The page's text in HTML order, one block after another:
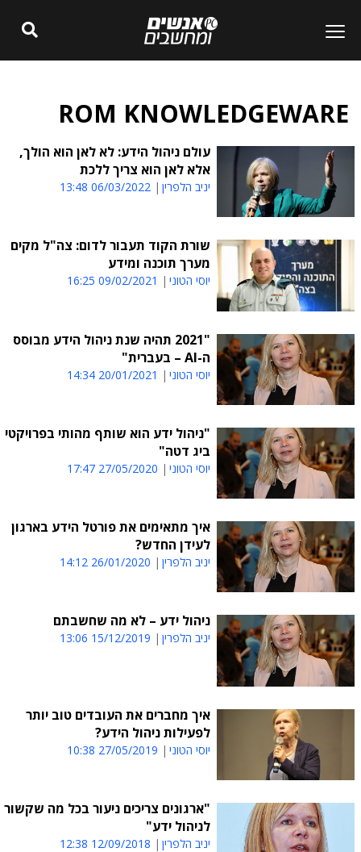
ROM KNOWLEDGEWARE
עולם ניהול הידע: לא לאן הוא הולך,
אלא לאן הוא צריך ללכת
יניב הלפרין 06/03/2022 13:48
שורת הקוד תעבור לדום: צה"ל מקים
מערך תוכנה ומידע
יוסי הטוני 09/02/2021 16:25
"2021 תהיה שנת ניהול הידע מבוסס
ה-AI – בעברית"
יוסי הטוני 20/01/2021 14:34
"ניהול ידע הוא שותף מהותי בפרויקטי
ביג דטה"
יוסי הטוני 27/05/2020 17:47
איך מתאימים את פורטל הידע בארגון
לעידן החדש?
יניב הלפרין 26/01/2020 14:12
ניהול ידע – לא מה שחשבתם
יניב הלפרין 15/12/2019 13:06
איך מחברים את העובדים טוב יותר
לפעילות ניהול הידע?
יוסי הטוני 27/05/2019 10:38
"ארגונים צריכים ניעור בכל מה שקשור
לניהול ידע"
יניב הלפרין 12/09/2018 12:38